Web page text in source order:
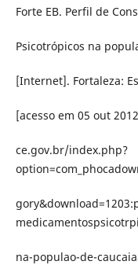
Forte EB. Perfil de
Psicotrópicos na
[Internet]. Fortaleza:
[acesso em 05 out
ce.gov.br/index.php?
na-populao-de-